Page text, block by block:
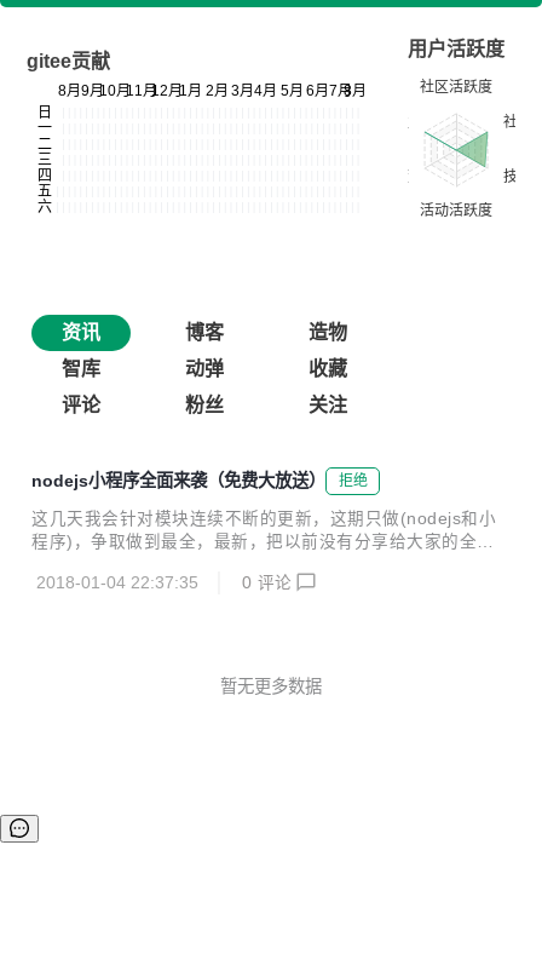
gitee贡献
用户活跃度
资讯 博客
造物
智库
动弹
收藏
评论
粉丝 关注
nodejs小程序全面来袭（免费大放送） 拒绝
这几天我会针对模块连续不断的更新，这期只做(nodejs和小
程序)，争取做到最全，最新，把以前没有分享给大家的全部
可发给你(网盘链接)。 我的目标：做最好最全的前端资源分
2018-01-04 22:37:35 0 评论
暂无更多数据